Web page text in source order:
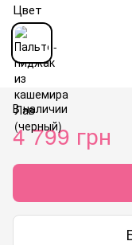
Цвет
В наличии
4 799 грн